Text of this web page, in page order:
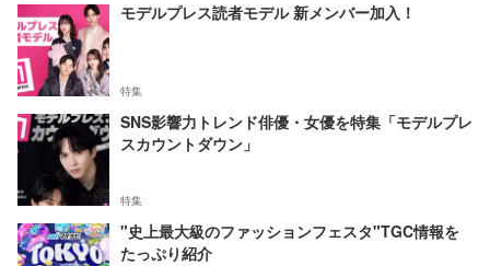
モデルプレス読者モデル 新メンバー加入！
特集
SNS影響力トレンド俳優・女優を特集「モデルプレ
スカウントダウン」
特集
"史上最大級のファッションフェスタ"TGC情報を
たっぷり紹介